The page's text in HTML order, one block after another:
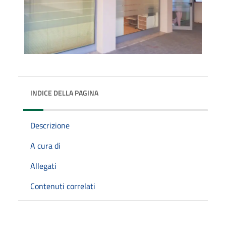
INDICE DELLA PAGINA
Descrizione
A cura di
Allegati
Contenuti correlati